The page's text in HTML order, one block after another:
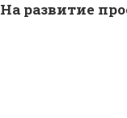
На развитие